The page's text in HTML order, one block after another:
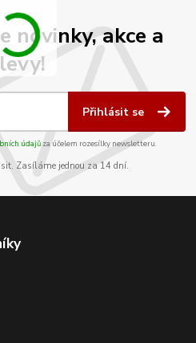
novinky, akce a
Přihlásit se
údajůza účelem rozesílky newsletteru.
Zasíláme jednou za 14 dní.